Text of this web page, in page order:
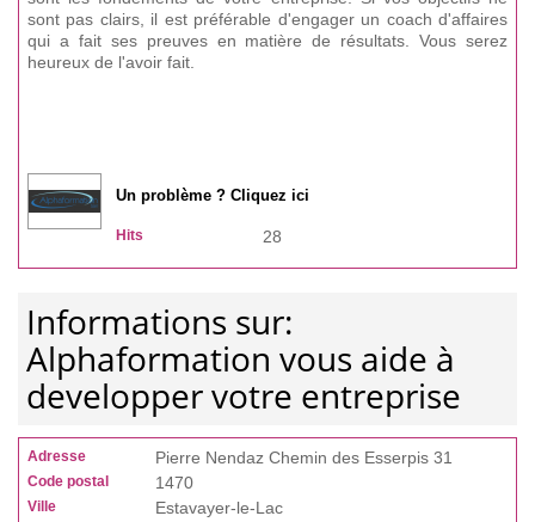
sont pas clairs, il est préférable d'engager un coach d'affaires
qui a fait ses preuves en matière de résultats. Vous serez
heureux de l'avoir fait.
Un problème ? Cliquez ici
Hits 28
Informations sur:
Alphaformation vous aide à
developper votre entreprise
Adresse Pierre Nendaz Chemin des Esserpis 31
Code postal 1470
Ville Estavayer-le-Lac